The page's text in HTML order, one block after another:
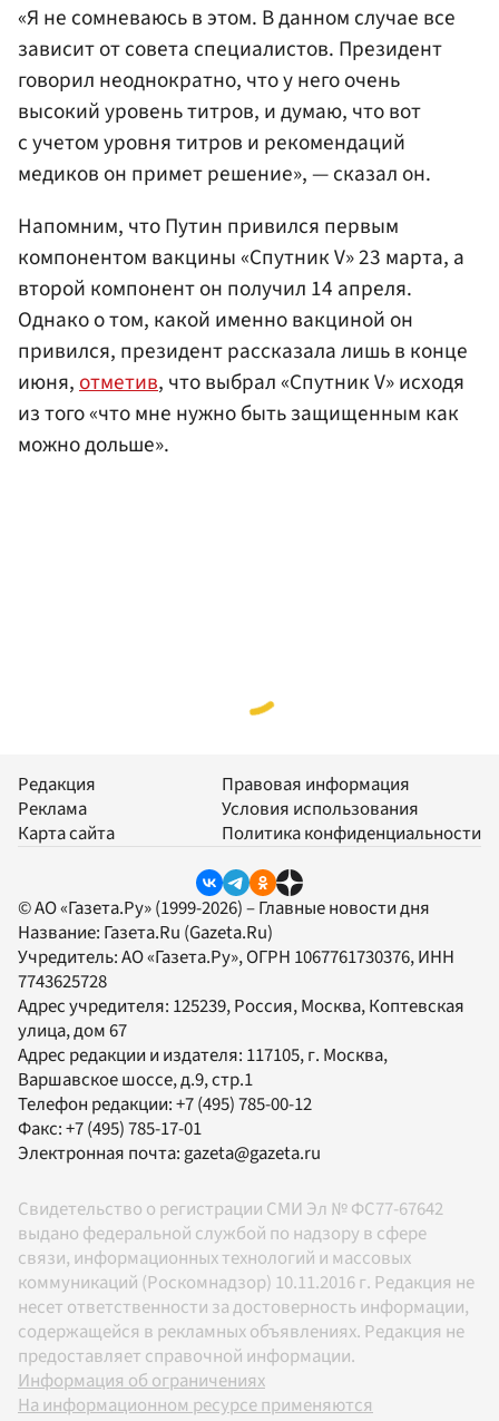
«Я не сомневаюсь в этом. В данном случае все
зависит от совета специалистов. Президент
говорил неоднократно, что у него очень
высокий уровень титров, и думаю, что вот
с учетом уровня титров и рекомендаций
медиков он примет решение», — сказал он.
Напомним, что Путин привился первым
компонентом вакцины «Спутник V» 23 марта, а
второй компонент он получил 14 апреля.
Однако о том, какой именно вакциной он
привился, президент рассказала лишь в конце
июня,отметив, что выбрал «Спутник V» исходя
из того «что мне нужно быть защищенным как
можно дольше».
Редакция
Реклама
Карта сайта
Правовая информация
Условия использования
Политика конфиденциальности
© АО «Газета.Ру» (1999-2026) – Главные новости дня
Название: Газета.Ru (Gazeta.Ru)
Учредитель:АО «Газета.Ру», ОГРН 1067761730376, ИНН
7743625728
Адрес учредителя: 125239, Россия, Москва, Коптевская
улица, дом 67
Адрес редакции и издателя: 117105, г. Москва,
Варшавское шоссе, д.9, стр.1
Телефон редакции:+7 (495) 785-00-12
Факс:+7 (495) 785-17-01
Электронная почта: gazeta@gazeta.ru
Свидетельство о регистрации СМИ Эл № ФС77-67642
выдано федеральной службой по надзору в сфере
связи, информационных технологий и массовых
коммуникаций (Роскомнадзор) 10.11.2016 г. Редакция не
несет ответственности за достоверность информации,
содержащейся в рекламных объявлениях. Редакция не
предоставляет справочной информации.
Информация об ограничениях
На информационном ресурсе применяются